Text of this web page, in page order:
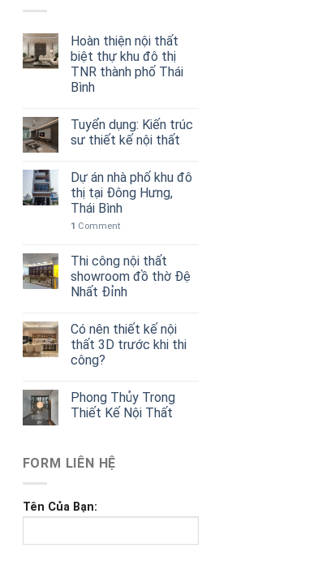
Hoàn thiện nội thất
biệt thự khu đô thị
TNR thành phố Thái
Bình
Tuyển dụng: Kiến trúc
sư thiết kế nội thất
Dự án nhà phố khu đô
thị tại Đông Hưng,
Thái Bình
1 Comment
Thi công nội thất
showroom đồ thờ Đệ
Nhất Đỉnh
Có nên thiết kế nội
thất 3D trước khi thi
công?
Phong Thủy Trong
Thiết Kế Nội Thất
FORM LIÊN HỆ
Tên Của Bạn: